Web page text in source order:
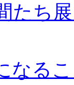
たち
なる